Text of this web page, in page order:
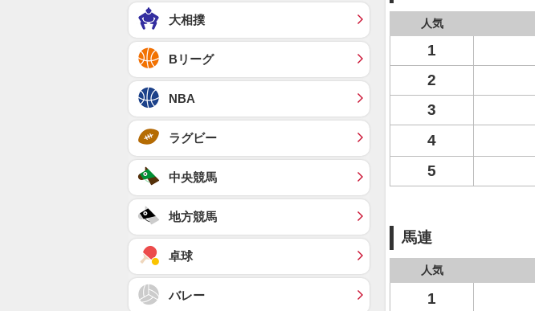
人気
1
2
3
4
5
馬連
人気
1
大相撲
Bリーグ
NBA
ラグビー
中央競馬
地方競馬
卓球
バレー